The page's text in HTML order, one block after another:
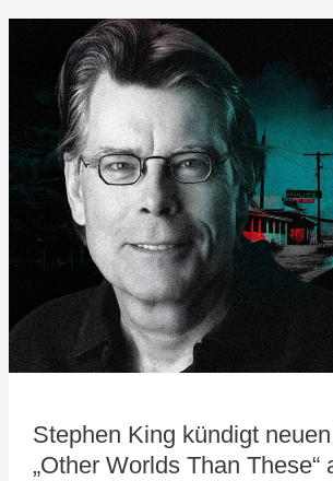
Stephen King kündigt
„Other Worlds Than These“
Stephen
kündigt
neuen
Band
„Other
Worlds
These“
an